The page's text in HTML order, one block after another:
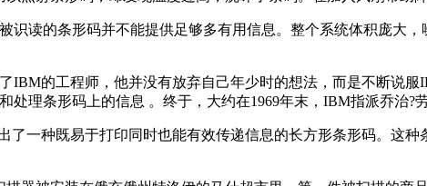
识读的条形码并不能提供足够多有用信息。整个系统体积庞大
IBM的工程师，他并没有放弃自己年少时的想法，而是不断说
处理条形码上的信息 。终于，大约在1969年末，IBM指派乔治?
了一种既易于打印同时也能有效传递信息的长方形条形码。这